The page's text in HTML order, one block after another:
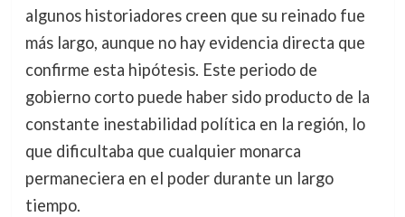
algunos historiadores creen que su reinado fue
más largo, aunque no hay evidencia directa que
confirme esta hipótesis. Este periodo de
gobierno corto puede haber sido producto de la
constante inestabilidad política en la región, lo
que dificultaba que cualquier monarca
permaneciera en el poder durante un largo
tiempo.